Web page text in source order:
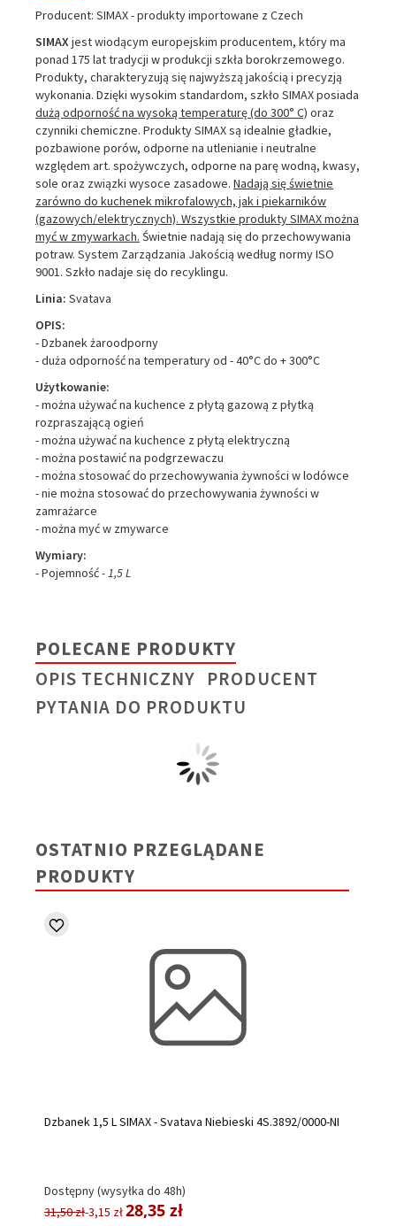
Producent: SIMAX - produkty importowane z Czech
SIMAX jest wiodącym europejskim producentem, który ma
ponad 175 lat tradycji w produkcji szkła borokrzemowego.
Produkty, charakteryzują się najwyższą jakością i precyzją
wykonania. Dzięki wysokim standardom, szkło SIMAX posiada
dużą odporność na wysoką temperaturę (do 300° C) oraz
czynniki chemiczne. Produkty SIMAX są idealnie gładkie,
pozbawione porów, odporne na utlenianie i neutralne
względem art. spożywczych, odporne na parę wodną, kwasy,
sole oraz związki wysoce zasadowe. Nadają się świetnie
zarówno do kuchenek mikrofalowych, jak i piekarników
(gazowych/elektrycznych). Wszystkie produkty SIMAX można
myć w zmywarkach. Świetnie nadają się do przechowywania
potraw. System Zarządzania Jakością według normy ISO
9001. Szkło nadaje się do recyklingu.
Linia: Svatava
OPIS:
- Dzbanek żaroodporny
- duża odporność na temperatury od - 40°C do + 300°C
Użytkowanie:
- można używać na kuchence z płytą gazową z płytką
rozpraszającą ogień
- można używać na kuchence z płytą elektryczną
- można postawić na podgrzewaczu
- można stosować do przechowywania żywności w lodówce
- nie można stosować do przechowywania żywności w
zamrażarce
- można myć w zmywarce
Wymiary:
- Pojemność- 1,5 L
POLECANE PRODUKTY
OPIS TECHNICZNY PRODUCENT
PYTANIA DO PRODUKTU
OSTATNIO PRZEGLĄDANE
PRODUKTY
Dzbanek 1,5 L SIMAX - Svatava Niebieski 4S.3892/0000-NI
Dostępny (wysyłka do 48h)
31,50 zł-3,15 zł28,35 zł